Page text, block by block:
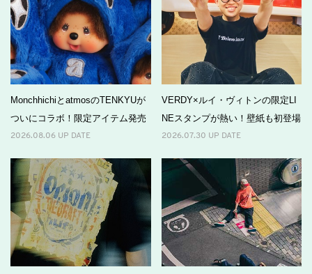
MonchhichiとatmosのTENKYUが
ついにコラボ！限定アイテム発売
2026.08.06 UP DATE
VERDY×ルイ・ヴィトンの限定LI
NEスタンプが熱い！壁紙も初登場
2026.07.30 UP DATE